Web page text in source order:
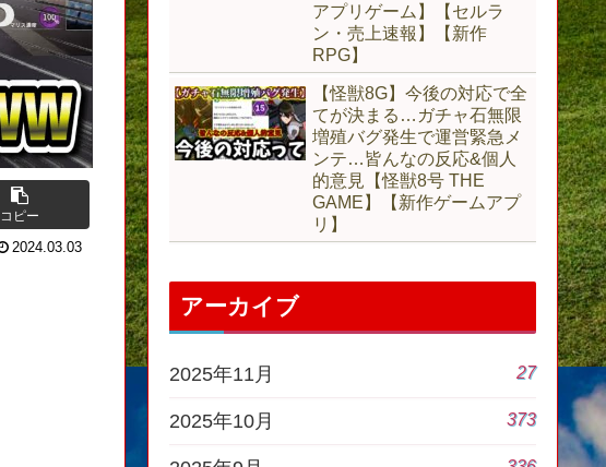
コピー
2024.03.03
アプリゲーム】【セルラ
ン・売上速報】【新作
RPG】
【怪獣8G】今後の対応で全
てが決まる…ガチャ石無限
増殖バグ発生で運営緊急メ
ンテ…皆んなの反応&個人
的意見【怪獣8号 THE
GAME】【新作ゲームアプ
リ】
アーカイブ
2025年11月 27
2025年10月 373